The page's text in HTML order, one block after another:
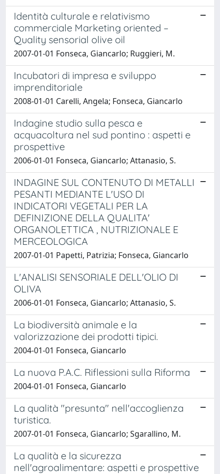
Identità culturale e relativismo
commerciale Marketing oriented –
Quality sensorial olive oil
2007-01-01 Fonseca, Giancarlo; Ruggieri, M.
Incubatori di impresa e sviluppo
imprenditoriale
2008-01-01 Carelli, Angela; Fonseca, Giancarlo
Indagine studio sulla pesca e
acquacoltura nel sud pontino : aspetti e
prospettive
2006-01-01 Fonseca, Giancarlo; Attanasio, S.
INDAGINE SUL CONTENUTO DI METALLI
PESANTI MEDIANTE L'USO DI
INDICATORI VEGETALI PER LA
DEFINIZIONE DELLA QUALITA'
ORGANOLETTICA , NUTRIZIONALE E
MERCEOLOGICA
2007-01-01 Papetti, Patrizia; Fonseca, Giancarlo
L'ANALISI SENSORIALE DELL'OLIO DI
OLIVA
2006-01-01 Fonseca, Giancarlo; Attanasio, S.
La biodiversità animale e la
valorizzazione dei prodotti tipici.
2004-01-01 Fonseca, Giancarlo
La nuova P.A.C. Riflessioni sulla Riforma
2004-01-01 Fonseca, Giancarlo
La qualità "presunta" nell'accoglienza
turistica.
2007-01-01 Fonseca, Giancarlo; Sgarallino, M.
La qualità e la sicurezza
nell'agroalimentare: aspetti e prospettive